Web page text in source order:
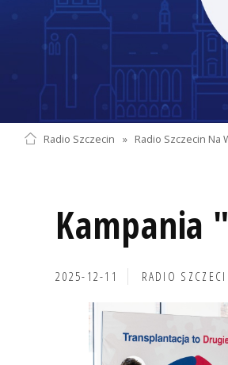
Radio Szczecin » Radio Szczecin Na
Kampania
2025-12-11 RADIO